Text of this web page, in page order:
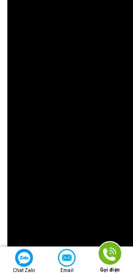
Chat Zalo Email Gọi điện